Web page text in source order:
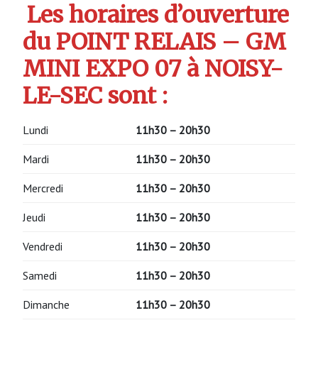
Les horaires d’ouverture
du POINT RELAIS – GM
MINI EXPO 07 à NOISY-
LE-SEC sont :
Lundi 11h30 – 20h30
Mardi 11h30 – 20h30
Mercredi 11h30 – 20h30
Jeudi 11h30 – 20h30
Vendredi 11h30 – 20h30
Samedi 11h30 – 20h30
Dimanche 11h30 – 20h30